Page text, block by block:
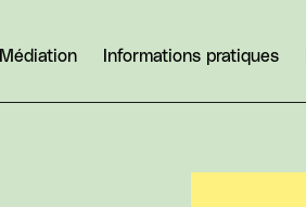
Médiation Informations pratiques